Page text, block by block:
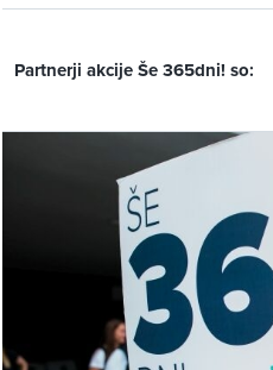
Partnerji akcije Še 365dni! so: